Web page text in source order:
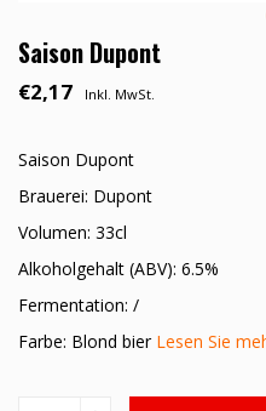
Saison Dupont
€2,17 Inkl. MwSt.
Saison Dupont
Brauerei: Dupont
Volumen: 33cl
Alkoholgehalt (ABV): 6.5%
Fermentation: /
Farbe: Blond bier Lesen Sie